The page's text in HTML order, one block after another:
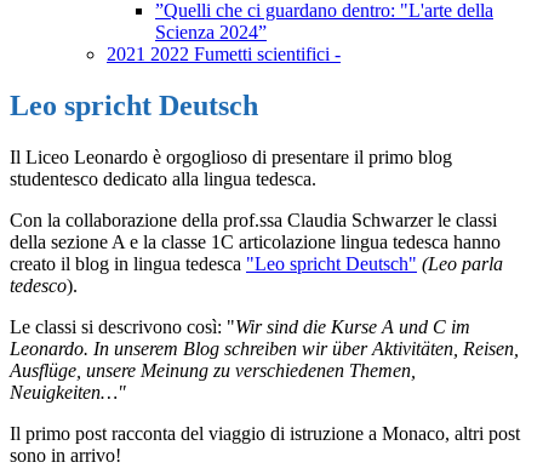
”Quelli che ci guardano dentro: "L'arte della
Scienza 2024”
2021 2022 Fumetti scientifici -
Leo spricht Deutsch
Il Liceo Leonardo è orgoglioso di presentare il primo blog
studentesco dedicato alla lingua tedesca.
Con la collaborazione della prof.ssa Claudia Schwarzer le classi
della sezione A e la classe 1C articolazione lingua tedesca hanno
creato il blog in lingua tedesca "Leo spricht Deutsch" (Leo parla
tedesco).
Le classi si descrivono così: "Wir sind die Kurse A und C im
Leonardo. In unserem Blog schreiben wir über Aktivitäten, Reisen,
Ausflüge, unsere Meinung zu verschiedenen Themen,
Neuigkeiten…"
Il primo post racconta del viaggio di istruzione a Monaco, altri post
sono in arrivo!